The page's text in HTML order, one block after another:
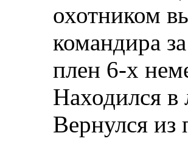
охотником
командира
плен 6-х
Находился в
Вернулся из